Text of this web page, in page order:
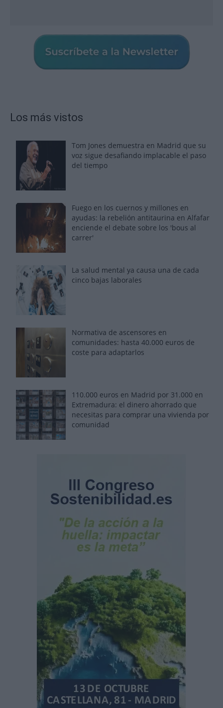
Los más vistos
Tom Jones demuestra en Madrid que su
voz sigue desafiando implacable el paso
del tiempo
Fuego en los cuernos y millones en
ayudas: la rebelión antitaurina en Alfafar
enciende el debate sobre los 'bous al
carrer'
La salud mental ya causa una de cada
cinco bajas laborales
Normativa de ascensores en
comunidades: hasta 40.000 euros de
coste para adaptarlos
110.000 euros en Madrid por 31.000 en
Extremadura: el dinero ahorrado que
necesitas para comprar una vivienda por
comunidad